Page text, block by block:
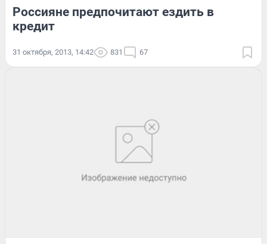
Россияне предпочитают ездить в
кредит
31 октября, 2013, 14:42 831 67